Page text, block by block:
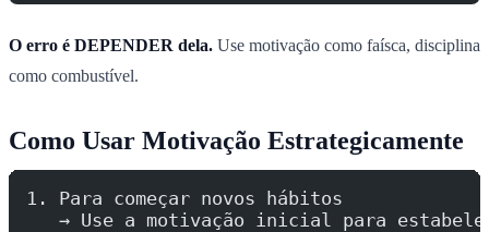
O erro é DEPENDER dela. Use motivação como faísca, disciplina
como combustível.
Como Usar Motivação Estrategicamente
1. Para começar novos hábitos
→ Use a motivação inicial para